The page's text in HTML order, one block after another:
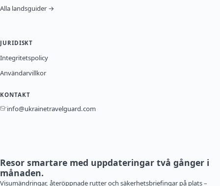
Alla landsguider →
JURIDISKT
Integritetspolicy
Användarvillkor
KONTAKT
info@ukrainetravelguard.com
Resor smartare med uppdateringar två gånger i
månaden.
Visumändringar, återöppnade rutter och säkerhetsbriefingar på plats –